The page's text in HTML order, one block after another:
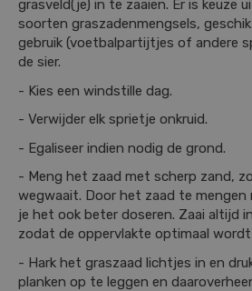
grasveld(je) in te zaaien. Er is keuze
soorten graszadenmengsels,
gebruik (voetbalpartijtjes of andere
de sier.
- Kies een windstille dag.
- Verwijder elk sprietje onkruid.
- Egaliseer indien nodig de grond.
- Meng het zaad met scherp zand,
wegwaait. Door het zaad te mengen
je het ook beter doseren. Zaai altijd
zodat de oppervlakte optimaal wordt
- Hark het graszaad lichtjes in en
planken op te leggen en